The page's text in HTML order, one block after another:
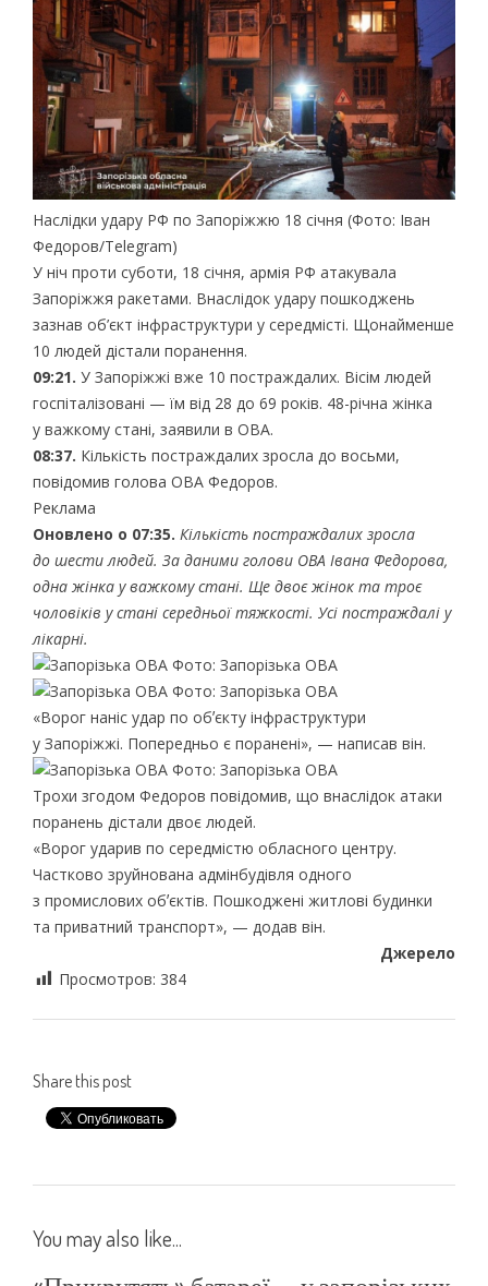
Наслідки удару РФ по Запоріжжю 18 січня (Фото: Іван
Федоров/Telegram)
У ніч проти суботи, 18 січня, армія РФ атакувала
Запоріжжя ракетами. Внаслідок удару пошкоджень
зазнав об’єкт інфраструктури у середмісті. Щонайменше
10 людей дістали поранення.
09:21. У Запоріжжі вже 10 постраждалих. Вісім людей
госпіталізовані — їм від 28 до 69 років. 48-річна жінка
у важкому стані, заявили в ОВА.
08:37. Кількість постраждалих зросла до восьми,
повідомив голова ОВА Федоров.
Реклама
Оновлено о 07:35. Кількість постраждалих зросла
до шести людей. За даними голови ОВА Івана Федорова,
одна жінка у важкому стані. Ще двоє жінок та троє
чоловіків у стані середньої тяжкості. Усі постраждалі у
лікарні.
Фото: Запорізька ОВА
Фото: Запорізька ОВА
«Ворог наніс удар по обʼєкту інфраструктури
у Запоріжжі. Попередньо є поранені», — написав він.
Фото: Запорізька ОВА
Трохи згодом Федоров повідомив, що внаслідок атаки
поранень дістали двоє людей.
«Ворог ударив по середмістю обласного центру.
Частково зруйнована адмінбудівля одного
з промислових обʼєктів. Пошкоджені житлові будинки
та приватний транспорт», — додав він.
Джерело
Просмотров: 384
Share this post
You may also like...